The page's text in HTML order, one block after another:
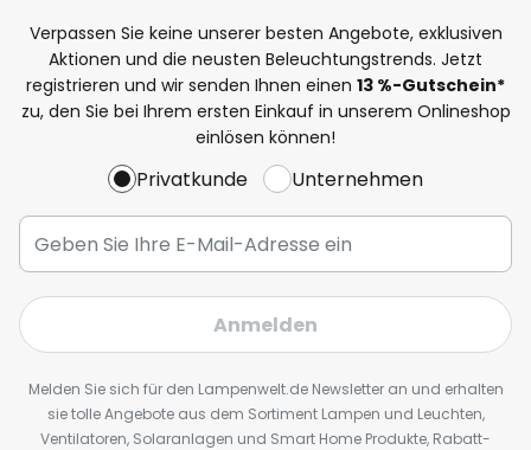
Verpassen Sie keine unserer besten Angebote, exklusiven
Aktionen und die neusten Beleuchtungstrends. Jetzt
registrieren und wir senden Ihnen einen 13 %-Gutschein*
zu, den Sie bei Ihrem ersten Einkauf in unserem Onlineshop
einlösen können!
Privatkunde Unternehmen
Anmelden
Melden Sie sich für den Lampenwelt.de Newsletter an und erhalten
sie tolle Angebote aus dem Sortiment Lampen und Leuchten,
Ventilatoren, Solaranlagen und Smart Home Produkte, Rabatt-